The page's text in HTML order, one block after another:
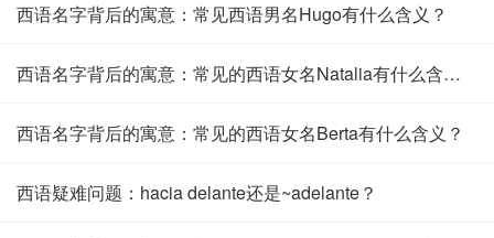
西语名字背后的寓意：常见西语男名Hugo有什么含义？
西语名字背后的寓意：常见的西语女名Natalia有什么含义？
西语名字背后的寓意：常见的西语女名Berta有什么含义？
西语疑难问题：hacia delante还是~adelante？